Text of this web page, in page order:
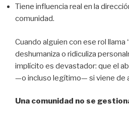
Tiene influencia real en la
comunidad.
Cuando alguien con ese rol llama
deshumaniza o ridiculiza
implícito es devastador: que el
—o incluso legítimo— si viene de
Una comunidad no se